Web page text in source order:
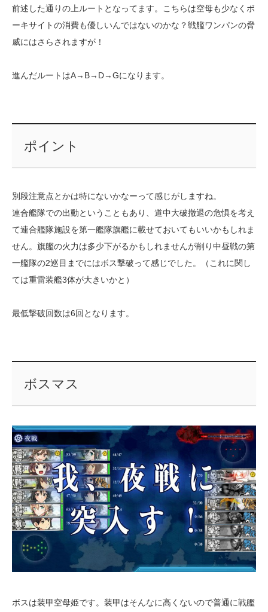
前述した通りの上ルートとなってます。こちらは空母も少なくボ
ーキサイトの消費も優しいんではないのかな？戦艦ワンパンの脅
威にはさらされますが！
進んだルートはA→B→D→Gになります。
ポイント
別段注意点とかは特にないかなーって感じがしますね。
連合艦隊での出動ということもあり、道中大破撤退の危惧を考え
て連合艦隊施設を第一艦隊旗艦に載せておいてもいいかもしれま
せん。旗艦の火力は多少下がるかもしれませんが削り中昼戦の第
一艦隊の2巡目までにはボス撃破って感じでした。（これに関し
ては重雷装艦3体が大きいかと）
最低撃破回数は6回となります。
ボスマス
ボスは装甲空母姫です。装甲はそんなに高くないので普通に戦艦